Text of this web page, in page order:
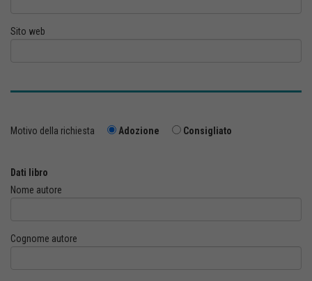
Sito web
Motivo della richiesta Adozione Consigliato
Dati libro
Nome autore
Cognome autore